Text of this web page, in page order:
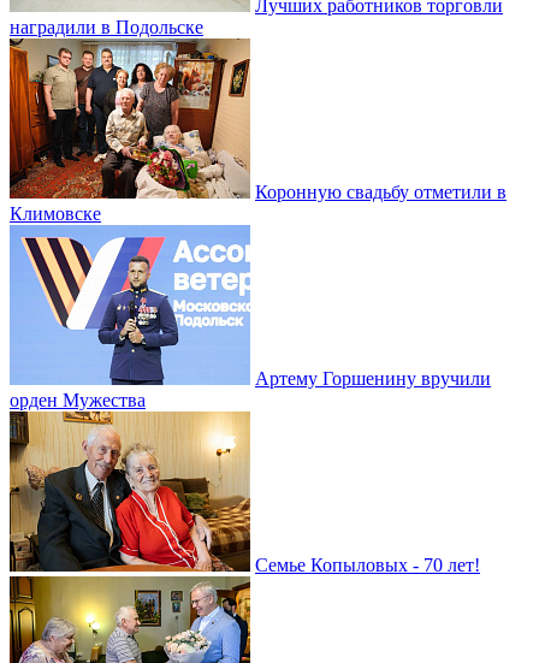
Лучших работников торговли
наградили в Подольске
Коронную свадьбу отметили в
Климовске
Артему Горшенину вручили
орден Мужества
Семье Копыловых - 70 лет!